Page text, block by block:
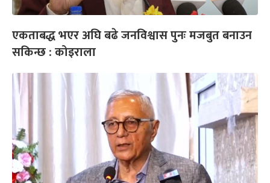
एकताबद्ध भएर अघि बढे जनविश्वास पुनः मजबुत बनाउन
सकिन्छ : कोइराला